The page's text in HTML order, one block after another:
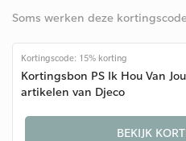
Soms werken deze
Kortingscode: 15% korting
Kortingsbon PS Ik Hou Van
artikelen van Djeco
BEKIJK